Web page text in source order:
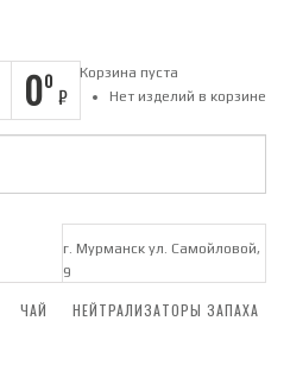
00
₽
Корзина пуста
Нет изделий в корзине
г. Мурманск ул. Самойловой,
9
ЧАЙ НЕЙТРАЛИЗАТОРЫ ЗАПАХА